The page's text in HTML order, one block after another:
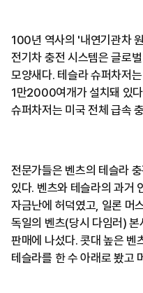
100년 역사의 '내연기관차
전기차 충전 시스템은 글로
모양새다. 테슬라 슈퍼차저
1만2000여개가 설치돼 있
슈퍼차저는 미국 전체 급속
전문가들은 벤츠의 테슬라
있다. 벤츠와 테슬라의 과거
자금난에 허덕였고, 일론 머
독일의 벤츠(당시 다임러)
판매에 나섰다. 콧대 높은 벤
테슬라를 한 수 아래로 봤고